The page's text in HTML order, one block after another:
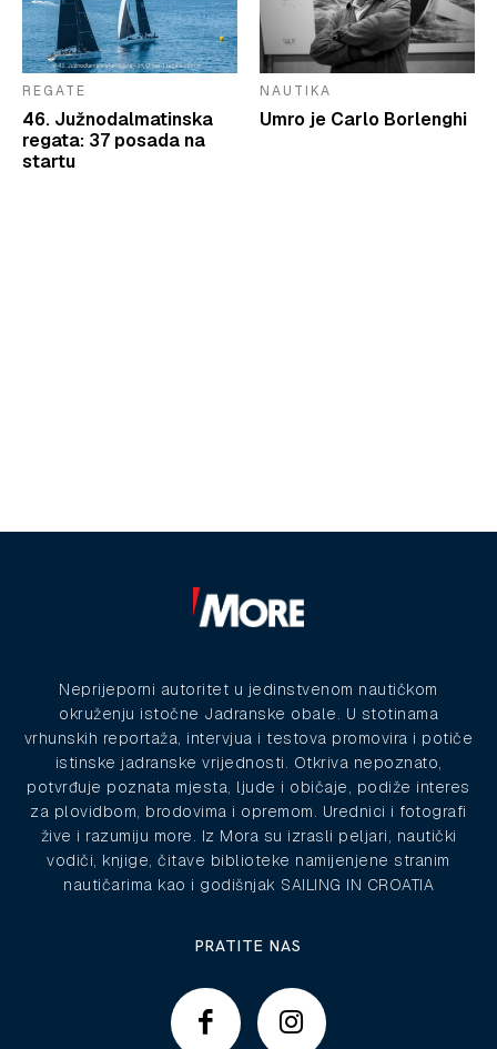
REGATE
46. Južnodalmatinska
regata: 37 posada na
startu
NAUTIKA
Umro je Carlo Borlenghi
Neprijeporni autoritet u jedinstvenom nautičkom
okruženju istočne Jadranske obale. U stotinama
vrhunskih reportaža, intervjua i testova promovira i potiče
istinske jadranske vrijednosti. Otkriva nepoznato,
potvrđuje poznata mjesta, ljude i običaje, podiže interes
za plovidbom, brodovima i opremom. Urednici i fotografi
žive i razumiju more. Iz Mora su izrasli peljari, nautički
vodiči, knjige, čitave biblioteke namijenjene stranim
nautičarima kao i godišnjak SAILING IN CROATIA
PRATITE NAS